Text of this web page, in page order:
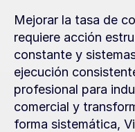
Mejorar la tasa de
requiere acción
constante y
ejecución
profesional para
comercial y
forma sistemática,